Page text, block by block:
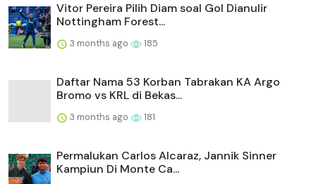
Vitor Pereira Pilih Diam soal Gol Dianulir
Nottingham Forest...
3 months ago 185
Daftar Nama 53 Korban Tabrakan KA Argo
Bromo vs KRL di Bekas...
3 months ago 181
Permalukan Carlos Alcaraz, Jannik Sinner
Kampiun Di Monte Ca...